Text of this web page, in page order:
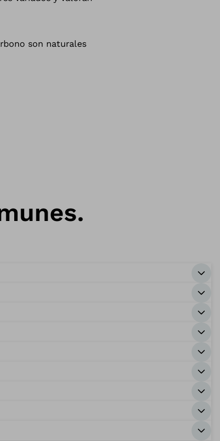
son naturales